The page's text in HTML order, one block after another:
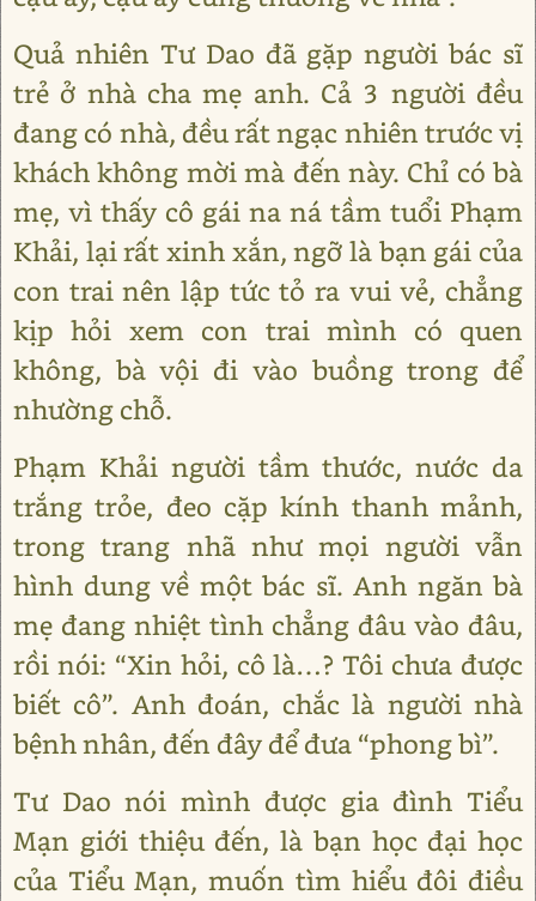
Quả nhiên Tư Dao đã gặp người bác sĩ
trẻ ở nhà cha mẹ anh. Cả 3 người đều
đang có nhà, đều rất ngạc nhiên trước vị
khách không mời mà đến này. Chỉ có bà
mẹ, vì thấy cô gái na ná tầm tuổi Phạm
Khải, lại rất xinh xắn, ngỡ là bạn gái của
con trai nên lập tức tỏ ra vui vẻ, chẳng
kịp hỏi xem con trai mình có quen
không, bà vội đi vào buồng trong để
nhường chỗ.
Phạm Khải người tầm thước, nước da
trắng trỏe, đeo cặp kính thanh mảnh,
trong trang nhã như mọi người vẫn
hình dung về một bác sĩ. Anh ngăn bà
mẹ đang nhiệt tình chẳng đâu vào đâu,
rồi nói: “Xin hỏi, cô là…? Tôi chưa được
biết cô”. Anh đoán, chắc là người nhà
bệnh nhân, đến đây để đưa “phong bì”.
Tư Dao nói mình được gia đình Tiểu
Mạn giới thiệu đến, là bạn học đại học
của Tiểu Mạn, muốn tìm hiểu đôi điều